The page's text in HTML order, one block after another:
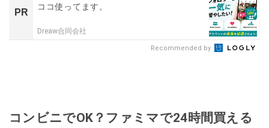
PR
ココ使ってます。
Dreaw合同会社
Recommended by
コンビニでOK？ファミマで24時間買える